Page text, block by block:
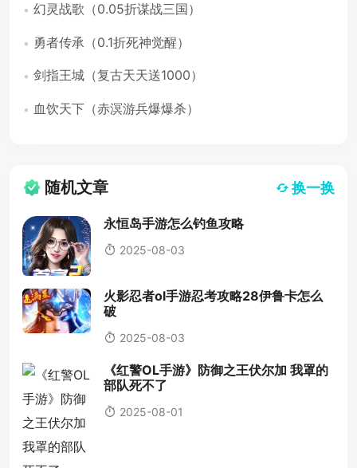
幻灵战歌（0.05折谋战三国）
勇者传承（0.1折死神觉醒）
剑指王城（复古天天送1000）
血饮天下（赤溟游兵爆爆杀）
随机文章 换一换
永恒岛手游怎么钓鱼攻略
2025-08-03
火影忍者ol手游忍考攻略28伊鲁卡怎么
破
2025-08-03
《红警OL手游》防御之王伏尔加 我罩的
部队死不了
2025-08-01